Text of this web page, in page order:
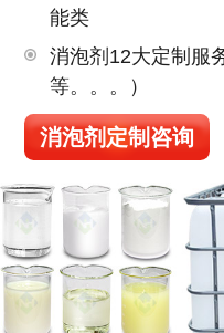
能类
消泡剂12大定制服
等。。。）
消泡剂定制咨询